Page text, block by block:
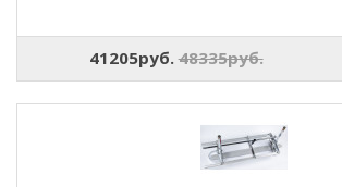
41205руб. 48335руб.